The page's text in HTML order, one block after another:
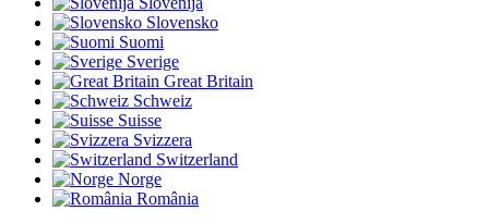
Slovensko
Suomi
Sverige
Great Britain
Schweiz
Suisse
Svizzera
Switzerland
Norge
România